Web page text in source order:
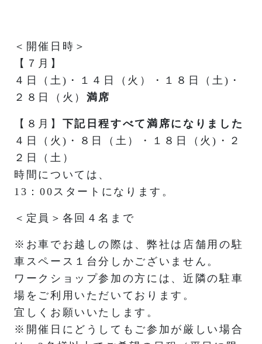
＜開催日時＞
【７月】
４日（土)・１４日（火）・１８日（土)・
２８日（火） 満席
【８月】 下記日程すべて満席になりました
４日（火)・８日（土）・１８日（火)・２
２日（土）
時間については、
13：00スタートになります。
＜定員＞各回４名まで
※お車でお越しの際は、弊社は店舗用の駐
車スペース１台分しかございません。
ワークショップ参加の方には、近隣の駐車
場をご利用いただいております。
宜しくお願いいたします。
※開催日にどうしてもご参加が厳しい場合